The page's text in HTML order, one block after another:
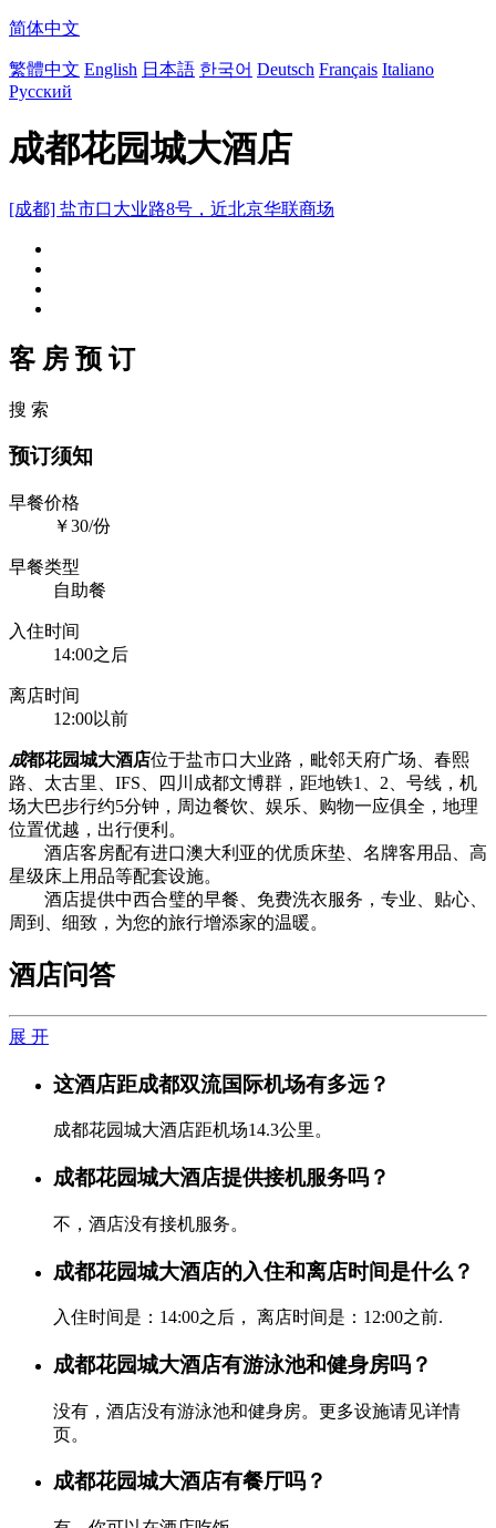
简体中文
繁體中文 English 日本語 한국어 Deutsch Français Italiano
Русский
成都花园城大酒店
[成都] 盐市口大业路8号，近北京华联商场
客 房 预 订
搜 索
预订须知
早餐价格
￥30/份
早餐类型
自助餐
入住时间
14:00之后
离店时间
12:00以前
成都花园城大酒店位于盐市口大业路，毗邻天府广场、春熙
路、太古里、IFS、四川成都文博群，距地铁1、2、号线，机
场大巴步行约5分钟，周边餐饮、娱乐、购物一应俱全，地理
位置优越，出行便利。
酒店客房配有进口澳大利亚的优质床垫、名牌客用品、高
星级床上用品等配套设施。
酒店提供中西合璧的早餐、免费洗衣服务，专业、贴心、
周到、细致，为您的旅行增添家的温暖。
酒店问答
展 开
这酒店距成都双流国际机场有多远？
成都花园城大酒店距机场14.3公里。
成都花园城大酒店提供接机服务吗？
不，酒店没有接机服务。
成都花园城大酒店的入住和离店时间是什么？
入住时间是：14:00之后， 离店时间是：12:00之前.
成都花园城大酒店有游泳池和健身房吗？
没有，酒店没有游泳池和健身房。更多设施请见详情
页。
成都花园城大酒店有餐厅吗？